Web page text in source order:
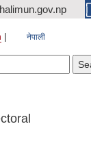
नेपाली